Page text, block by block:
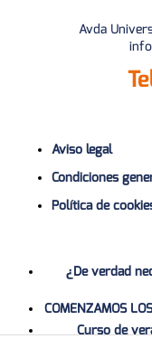
Avda
Aviso legal
Condiciones
Política de
¿De verdad
COMENZAMOS
Curso de